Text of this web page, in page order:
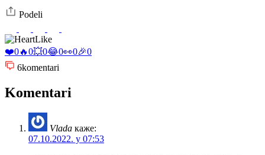
Podeli
Like
❤️0🔥0💥0😂0👀0🎉0
6komentari
Komentari
Vlada каже:
07.10.2022. у 07:53